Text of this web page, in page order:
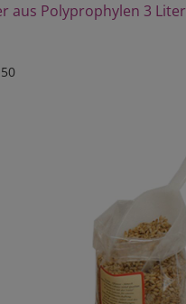
aus Polyprophylen 3 Liter